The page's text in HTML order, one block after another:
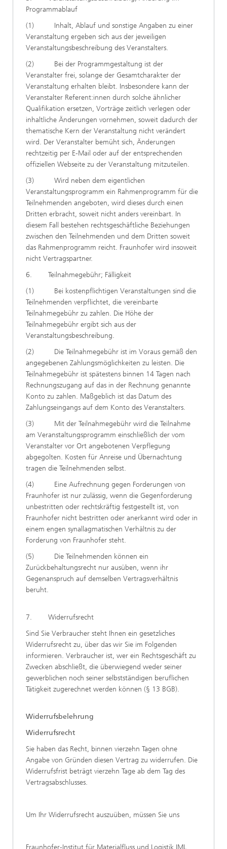
Programmablauf
(1) Inhalt, Ablauf und sonstige Angaben zu einer
Veranstaltung ergeben sich aus der jeweiligen
Veranstaltungsbeschreibung des Veranstalters.
(2) Bei der Programmgestaltung ist der
Veranstalter frei, solange der Gesamtcharakter der
Veranstaltung erhalten bleibt. Insbesondere kann der
Veranstalter Referent:innen durch solche ähnlicher
Qualifikation ersetzen, Vorträge zeitlich verlegen oder
inhaltliche Änderungen vornehmen, soweit dadurch der
thematische Kern der Veranstaltung nicht verändert
wird. Der Veranstalter bemüht sich, Änderungen
rechtzeitig per E-Mail oder auf der entsprechenden
offiziellen Webseite zu der Veranstaltung mitzuteilen.
(3) Wird neben dem eigentlichen
Veranstaltungsprogramm ein Rahmenprogramm für die
Teilnehmenden angeboten, wird dieses durch einen
Dritten erbracht, soweit nicht anders vereinbart. In
diesem Fall bestehen rechtsgeschäftliche Beziehungen
zwischen den Teilnehmenden und dem Dritten soweit
das Rahmenprogramm reicht. Fraunhofer wird insoweit
nicht Vertragspartner.
6. Teilnahmegebühr; Fälligkeit
(1) Bei kostenpflichtigen Veranstaltungen sind die
Teilnehmenden verpflichtet, die vereinbarte
Teilnahmegebühr zu zahlen. Die Höhe der
Teilnahmegebühr ergibt sich aus der
Veranstaltungsbeschreibung.
(2) Die Teilnahmegebühr ist im Voraus gemäß den
angegebenen Zahlungsmöglichkeiten zu leisten. Die
Teilnahmegebühr ist spätestens binnen 14 Tagen nach
Rechnungszugang auf das in der Rechnung genannte
Konto zu zahlen. Maßgeblich ist das Datum des
Zahlungseingangs auf dem Konto des Veranstalters.
(3) Mit der Teilnahmegebühr wird die Teilnahme
am Veranstaltungsprogramm einschließlich der vom
Veranstalter vor Ort angebotenen Verpflegung
abgegolten. Kosten für Anreise und Übernachtung
tragen die Teilnehmenden selbst.
(4) Eine Aufrechnung gegen Forderungen von
Fraunhofer ist nur zulässig, wenn die Gegenforderung
unbestritten oder rechtskräftig festgestellt ist, von
Fraunhofer nicht bestritten oder anerkannt wird oder in
einem engen synallagmatischen Verhältnis zu der
Forderung von Fraunhofer steht.
(5) Die Teilnehmenden können ein
Zurückbehaltungsrecht nur ausüben, wenn ihr
Gegenanspruch auf demselben Vertragsverhältnis
beruht.
7. Widerrufsrecht
Sind Sie Verbraucher steht Ihnen ein gesetzliches
Widerrufsrecht zu, über das wir Sie im Folgenden
informieren. Verbraucher ist, wer ein Rechtsgeschäft zu
Zwecken abschließt, die überwiegend weder seiner
gewerblichen noch seiner selbstständigen beruflichen
Tätigkeit zugerechnet werden können (§ 13 BGB).
Widerrufsbelehrung
Widerrufsrecht
Sie haben das Recht, binnen vierzehn Tagen ohne
Angabe von Gründen diesen Vertrag zu widerrufen. Die
Widerrufsfrist beträgt vierzehn Tage ab dem Tag des
Vertragsabschlusses.
Um Ihr Widerrufsrecht auszuüben, müssen Sie uns
Fraunhofer-Institut für Materialfluss und Logistik IML